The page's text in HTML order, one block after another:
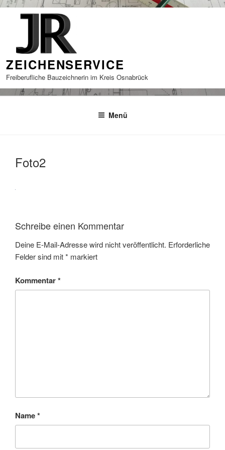
Zum
ZEICHENSERVICE
Freiberufliche Bauzeichnerin im Kreis Osnabrück
Menü
Foto2
Schreibe einen Kommentar
Deine E-Mail-Adresse wird nicht veröffentlicht. Erforderliche
Felder sind mit* markiert
Kommentar*
Name*